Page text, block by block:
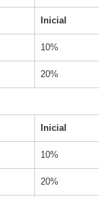
Inicial
10%
20%
Inicial
10%
20%